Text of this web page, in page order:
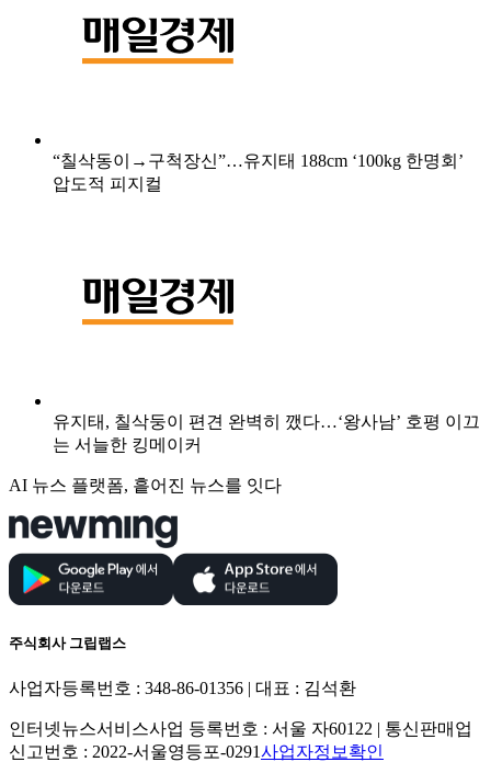
“칠삭동이→구척장신”…유지태 188cm ‘100kg 한명회’
압도적 피지컬
유지태, 칠삭둥이 편견 완벽히 깼다…‘왕사남’ 호평 이끄
는 서늘한 킹메이커
AI 뉴스 플랫폼, 흩어진 뉴스를 잇다
주식회사 그립랩스
사업자등록번호 : 348-86-01356 | 대표 : 김석환
인터넷뉴스서비스사업 등록번호 : 서울 자60122 | 통신판매업
신고번호 : 2022-서울영등포-0291사업자정보확인